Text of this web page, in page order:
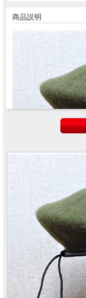
商品説明
ロシア軍 ベレー帽＜
陸軍歩兵Сухопутные
ミリタリーマニアの方
ベレー帽です。
【素材】 ウール100